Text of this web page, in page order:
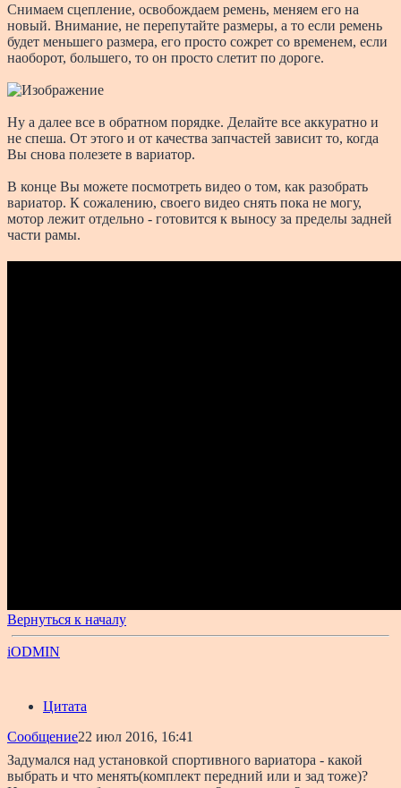
Снимаем сцепление, освобождаем ремень, меняем его на
новый. Внимание, не перепутайте размеры, а то если ремень
будет меньшего размера, его просто сожрет со временем, если
наоборот, большего, то он просто слетит по дороге.
Ну а далее все в обратном порядке. Делайте все аккуратно и
не спеша. От этого и от качества запчастей зависит то, когда
Вы снова полезете в вариатор.
В конце Вы можете посмотреть видео о том, как разобрать
вариатор. К сожалению, своего видео снять пока не могу,
мотор лежит отдельно - готовится к выносу за пределы задней
части рамы.
Вернуться к началу
iODMIN
Цитата
Сообщение22 июл 2016, 16:41
Задумался над установкой спортивного вариатора - какой
выбрать и что менять(комплект передний или и зад тоже)?